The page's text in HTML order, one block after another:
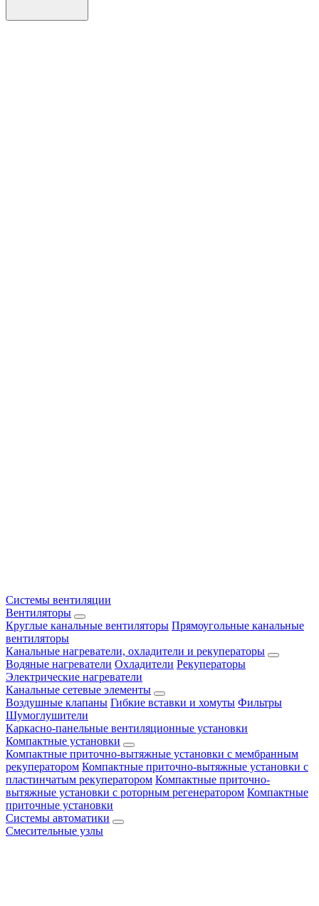
Системы вентиляции
Вентиляторы
Круглые канальные вентиляторы Прямоугольные канальные
вентиляторы
Канальные нагреватели, охладители и рекуператоры
Водяные нагреватели Охладители Рекуператоры
Электрические нагреватели
Канальные сетевые элементы
Воздушные клапаны Гибкие вставки и хомуты Фильтры
Шумоглушители
Каркасно-панельные вентиляционные установки
Компактные установки
Компактные приточно-вытяжные установки с мембранным
рекуператором Компактные приточно-вытяжные установки с
пластинчатым рекуператором Компактные приточно-
вытяжные установки с роторным регенератором Компактные
приточные установки
Системы автоматики
Смесительные узлы